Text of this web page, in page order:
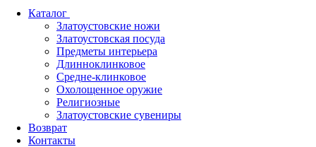
Каталог
Златоустовские ножи
Златоустовская посуда
Предметы интерьера
Длинноклинковое
Средне-клинковое
Охолощенное оружие
Религиозные
Златоустовские сувениры
Возврат
Контакты